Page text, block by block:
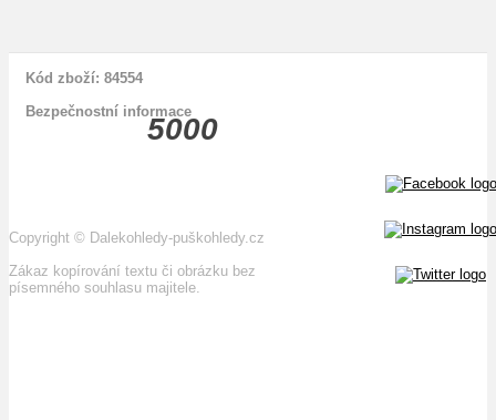
5000
Kód zboží: 84554
Bezpečnostní informace
Copyright © Dalekohledy-puškohledy.cz
Zákaz kopírování textu či obrázku bez
písemného souhlasu majitele.